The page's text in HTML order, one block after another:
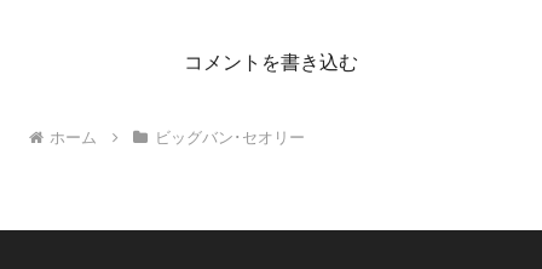
コメントを書き込む
ホーム ビッグバン･セオリー